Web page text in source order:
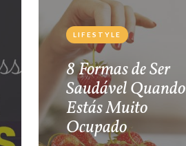
LIFESTYLE
8 Formas de Ser
Saudável Quando
Estás Muito
Ocupado